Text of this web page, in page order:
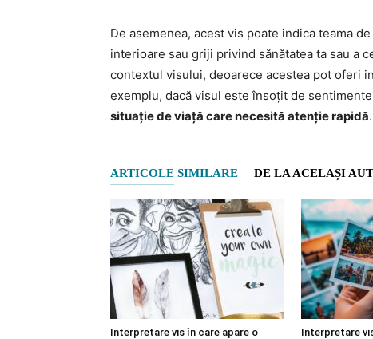
De asemenea, acest vis poate indica teama
interioare sau griji privind sănătatea ta sau a
contextul visului, deoarece acestea pot oferi
exemplu, dacă visul este însoțit de
situație de viață care necesită atenție rapidă.
ARTICOLE SIMILARE DE LA ACELAȘI
Interpretare vis în care apare o
Interpretare